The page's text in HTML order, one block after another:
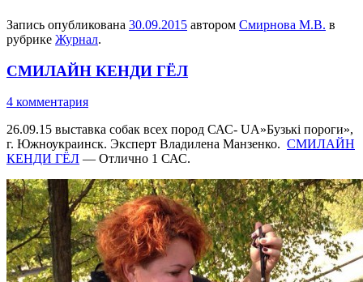
Запись опубликована 30.09.2015 автором Смирнова М.В. в
рубрике Журнал.
СМИЛАЙН КЕНДИ ГЁЛ
4 комментария
26.09.15 выставка собак всех пород САС- UA»Бузькі пороги»,
г. Южноукраинск. Эксперт Владилена Манзенко. СМИЛАЙН
КЕНДИ ГЁЛ — Отлично 1 САС.